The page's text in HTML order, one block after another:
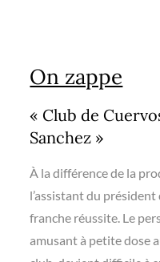
On zappe
« Club de
Sanchez »
À la différence de la
l’assistant du président
franche réussite. Le
amusant à petite dose